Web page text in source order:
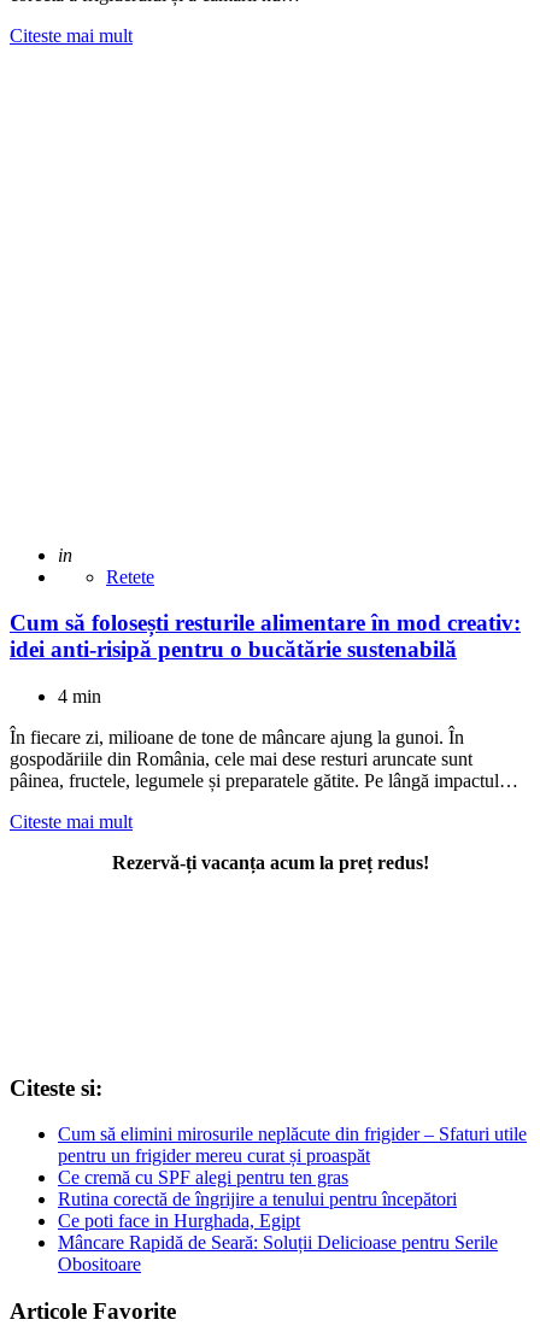
Citeste mai mult
Adaugat
in
Retete
Cum să folosești resturile alimentare în mod creativ:
idei anti-risipă pentru o bucătărie sustenabilă
4 min
În fiecare zi, milioane de tone de mâncare ajung la gunoi. În
gospodăriile din România, cele mai dese resturi aruncate sunt
pâinea, fructele, legumele și preparatele gătite. Pe lângă impactul…
Citeste mai mult
Rezervă-ți vacanța acum la preț redus!
Citeste si:
Cum să elimini mirosurile neplăcute din frigider – Sfaturi utile
pentru un frigider mereu curat și proaspăt
Ce cremă cu SPF alegi pentru ten gras
Rutina corectă de îngrijire a tenului pentru începători
Ce poti face in Hurghada, Egipt
Mâncare Rapidă de Seară: Soluții Delicioase pentru Serile
Obositoare
Articole Favorite